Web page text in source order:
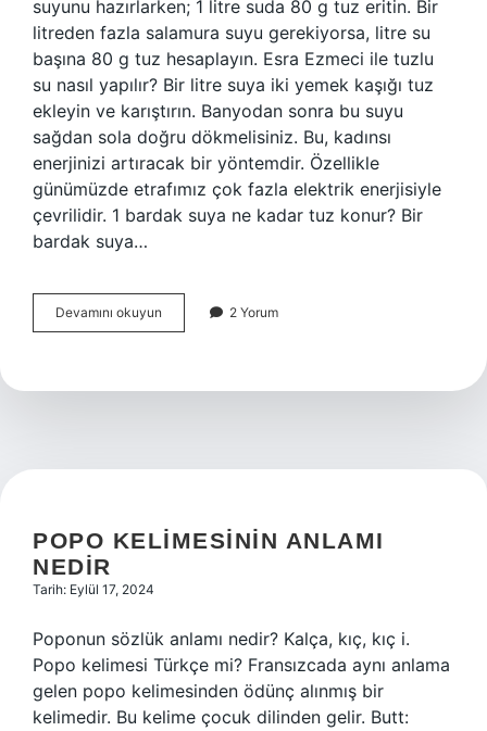
suyunu hazırlarken; 1 litre suda 80 g tuz eritin. Bir
litreden fazla salamura suyu gerekiyorsa, litre su
başına 80 g tuz hesaplayın. Esra Ezmeci ile tuzlu
su nasıl yapılır? Bir litre suya iki yemek kaşığı tuz
ekleyin ve karıştırın. Banyodan sonra bu suyu
sağdan sola doğru dökmelisiniz. Bu, kadınsı
enerjinizi artıracak bir yöntemdir. Özellikle
günümüzde etrafımız çok fazla elektrik enerjisiyle
çevrilidir. 1 bardak suya ne kadar tuz konur? Bir
bardak suya…
Devamını okuyun
Ezmeci
Suya
Konur
2 Yorum
POPO KELIMESININ ANLAMI
NEDIR
Tarih: Eylül 17, 2024
Poponun sözlük anlamı nedir? Kalça, kıç, kıç i.
Popo kelimesi Türkçe mi? Fransızcada aynı anlama
gelen popo kelimesinden ödünç alınmış bir
kelimedir. Bu kelime çocuk dilinden gelir. Butt: